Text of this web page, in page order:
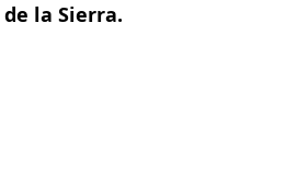
la Sierra.